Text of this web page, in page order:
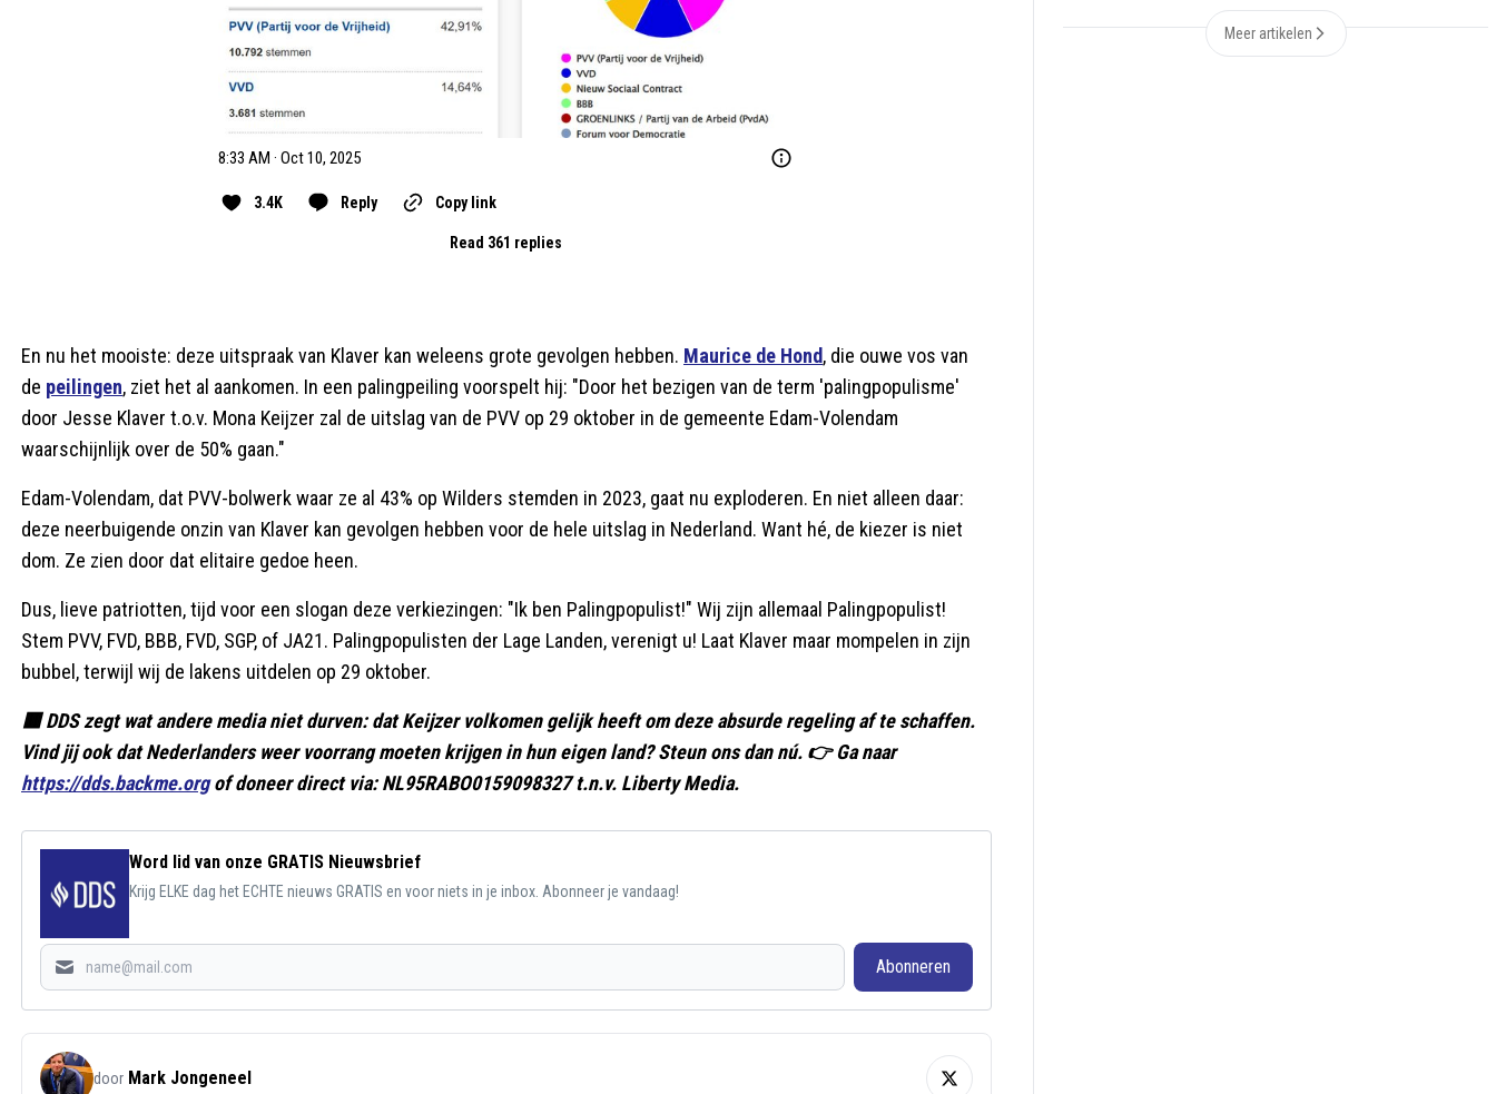
8:33 AM · Oct 10, 2025
3.4K Reply Copy link
Read 361 replies
En nu het mooiste: deze uitspraak van Klaver kan weleens grote gevolgen hebben. Maurice de Hond, die ouwe vos van
de peilingen, ziet het al aankomen. In een palingpeiling voorspelt hij: "Door het bezigen van de term 'palingpopulisme'
door Jesse Klaver t.o.v. Mona Keijzer zal de uitslag van de PVV op 29 oktober in de gemeente Edam-Volendam
waarschijnlijk over de 50% gaan."
Edam-Volendam, dat PVV-bolwerk waar ze al 43% op Wilders stemden in 2023, gaat nu exploderen. En niet alleen daar:
deze neerbuigende onzin van Klaver kan gevolgen hebben voor de hele uitslag in Nederland. Want hé, de kiezer is niet
dom. Ze zien door dat elitaire gedoe heen.
Dus, lieve patriotten, tijd voor een slogan deze verkiezingen: "Ik ben Palingpopulist!" Wij zijn allemaal Palingpopulist!
Stem PVV, FVD, BBB, FVD, SGP, of JA21. Palingpopulisten der Lage Landen, verenigt u! Laat Klaver maar mompelen in zijn
bubbel, terwijl wij de lakens uitdelen op 29 oktober.
🟥 DDS zegt wat andere media niet durven: dat Keijzer volkomen gelijk heeft om deze absurde regeling af te schaffen.
Vind jij ook dat Nederlanders weer voorrang moeten krijgen in hun eigen land? Steun ons dan nú. 👉 Ga naar
https://dds.backme.orgof doneer direct via: NL95RABO0159098327 t.n.v. Liberty Media.
Word lid van onze GRATIS Nieuwsbrief
Krijg ELKE dag het ECHTE nieuws GRATIS en voor niets in je inbox. Abonneer je vandaag!
Abonneren
door Mark Jongeneel
Meer artikelen